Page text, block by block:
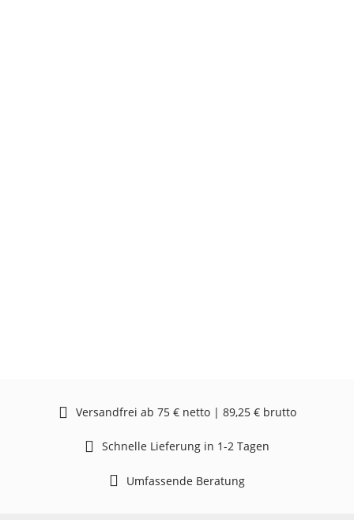
Versandfrei ab 75 € netto | 89,25 € brutto
Schnelle Lieferung in 1-2 Tagen
Umfassende Beratung